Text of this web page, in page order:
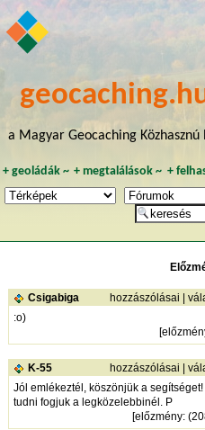
a Magyar Geocaching
+ geoládák~ +megtalálások ~ +
Csigabiga hozzászólásai
:o)
[
K-55 hozzászólásai
Jól emlékeztél, köszönjük a
tudni fogjuk a legközelebbinél. P
[előzmény: